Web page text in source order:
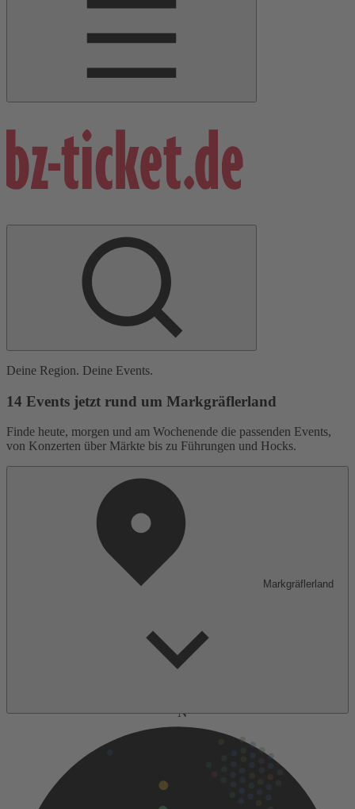
Deine Region. Deine Events.
14 Events jetzt rund um Markgräflerland
Finde heute, morgen und am Wochenende die passenden Events,
von Konzerten über Märkte bis zu Führungen und Hocks.
Markgräflerland
N